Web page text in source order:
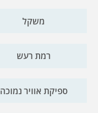
משקל
רמת רעש
ספיקת אוויר נמוכה